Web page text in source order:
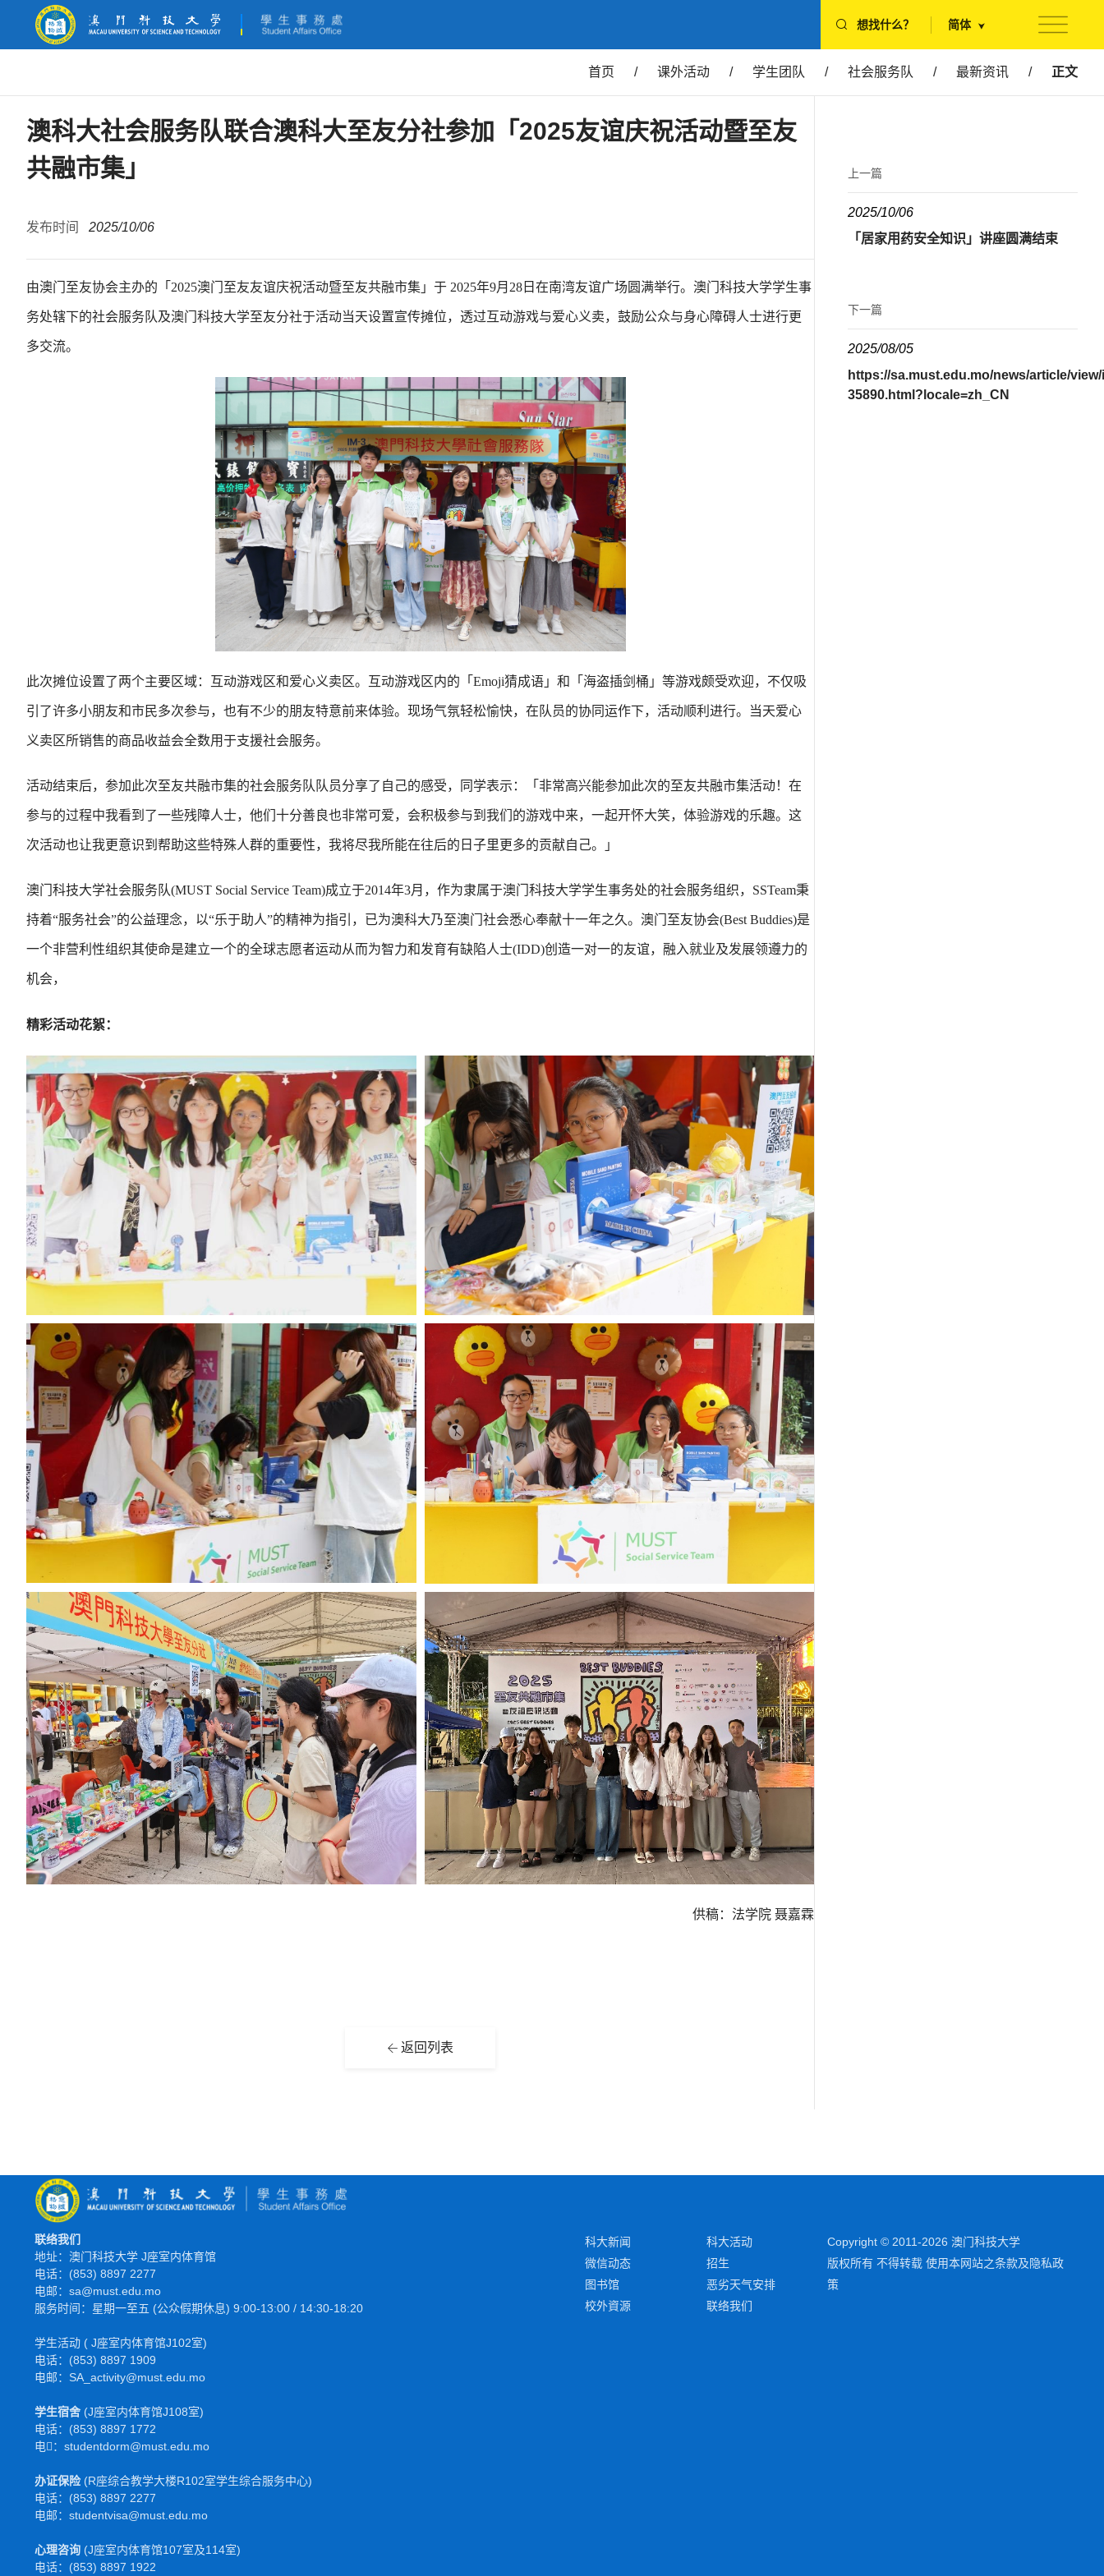
想找什么？ 简体
首页 / 课外活动 / 学生团队 / 社会服务队 / 最新资讯 / 正文
澳科大社会服务队联合澳科大至友分社参加「2025友谊庆祝活动暨至友
共融市集」
发布时间 2025/10/06
由澳门至友协会主办的「2025澳门至友友谊庆祝活动暨至友共融市集」于 2025年9月28日在南湾友谊广场圆满举行。澳门科技大学学生事
务处辖下的社会服务队及澳门科技大学至友分社于活动当天设置宣传摊位，透过互动游戏与爱心义卖，鼓励公众与身心障碍人士进行更
多交流。
此次摊位设置了两个主要区域：互动游戏区和爱心义卖区。互动游戏区内的「Emoji猜成语」和「海盗插剑桶」等游戏颇受欢迎，不仅吸
引了许多小朋友和市民多次参与，也有不少的朋友特意前来体验。现场气氛轻松愉快，在队员的协同运作下，活动顺利进行。当天爱心
义卖区所销售的商品收益会全数用于支援社会服务。
活动结束后，参加此次至友共融市集的社会服务队队员分享了自己的感受，同学表示：「非常高兴能参加此次的至友共融市集活动！在
参与的过程中我看到了一些残障人士，他们十分善良也非常可爱，会积极参与到我们的游戏中来，一起开怀大笑，体验游戏的乐趣。这
次活动也让我更意识到帮助这些特殊人群的重要性，我将尽我所能在往后的日子里更多的贡献自己。」
澳门科技大学社会服务队(MUST Social Service Team)成立于2014年3月，作为隶属于澳门科技大学学生事务处的社会服务组织，SSTeam秉
持着“服务社会”的公益理念，以“乐于助人”的精神为指引，已为澳科大乃至澳门社会悉心奉献十一年之久。澳门至友协会(Best Buddies)是
一个非营利性组织其使命是建立一个的全球志愿者运动从而为智力和发育有缺陷人士(IDD)创造一对一的友谊，融入就业及发展领遵力的
机会，
精彩活动花絮：
供稿：法学院 聂嘉霖
返回列表
上一篇
2025/10/06
「居家用药安全知识」讲座圆满结束
下一篇
2025/08/05
https://sa.must.edu.mo/news/article/
35890.html?locale=zh_CN
联络我们
地址：澳门科技大学 J座室内体育馆
电话：(853) 8897 2277
电邮：sa@must.edu.mo
服务时间：星期一至五 (公众假期休息) 9:00-13:00 / 14:30-18:20
学生活动 ( J座室内体育馆J102室)
电话：(853) 8897 1909
电邮：SA_activity@must.edu.mo
学生宿舍 (J座室内体育馆J108室)
电话：(853) 8897 1772
电𫑘：studentdorm@must.edu.mo
办证保险(R座综合教学大楼R102室学生综合服务中心)
电话：(853) 8897 2277
电邮：studentvisa@must.edu.mo
心理咨询 (J座室内体育馆107室及114室)
电话：(853) 8897 1922
科大新闻
科大活动
微信动态
招生
图书馆
恶劣天气安排
校外資源
联络我们
Copyright © 2011-2026 澳门科技大学
版权所有 不得转载 使用本网站之条款及隐私政
策